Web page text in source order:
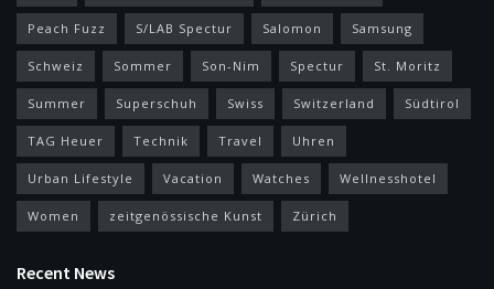
Peach Fuzz S/LAB Spectur Salomon Samsung
Schweiz Sommer Son-Nim Spectur St. Moritz
Summer Superschuh Swiss Switzerland Südtirol
TAG Heuer Technik Travel Uhren
Urban Lifestyle Vacation Watches Wellnesshotel
Women zeitgenössische Kunst Zürich
Recent News